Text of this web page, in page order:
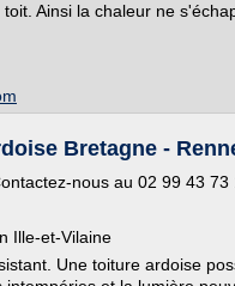
Ainsi la chaleur ne
Bretagne -
nous au 02 99 43 73
Ille-et-Vilaine
Une toiture ardoise